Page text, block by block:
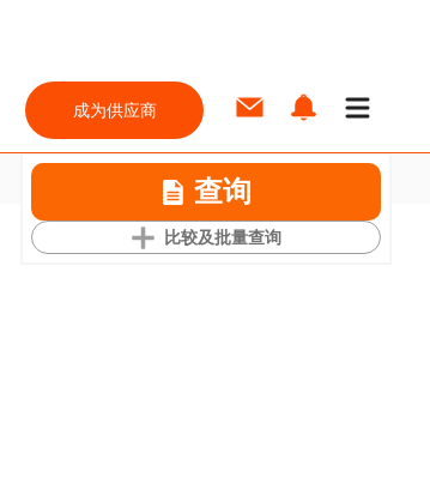
成为供应商
查询
比较及批量查询